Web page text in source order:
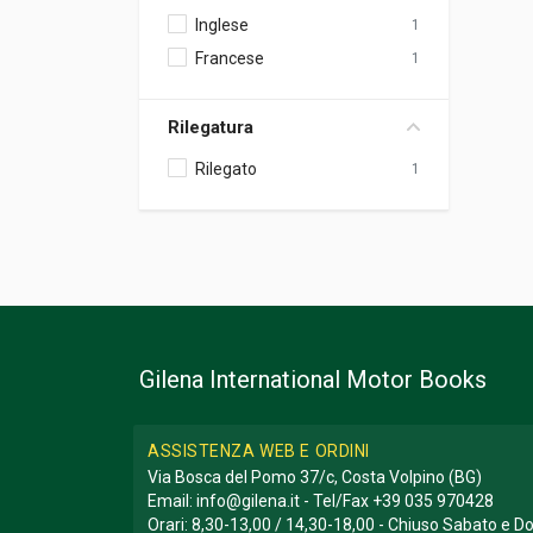
Inglese 1
Francese 1
Rilegatura
Rilegato 1
Gilena International Motor Books
ASSISTENZA WEB E ORDINI
Via Bosca del Pomo 37/c, Costa Volpino (BG)
Email: info@gilena.it - Tel/Fax +39 035 970428
Orari: 8,30-13,00 / 14,30-18,00 - Chiuso Sabato e